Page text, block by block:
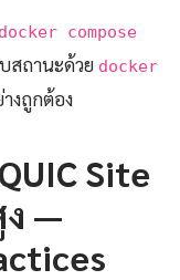
docker compose
สถานะด้วย docker
งถูกต้อง
Site
ง —